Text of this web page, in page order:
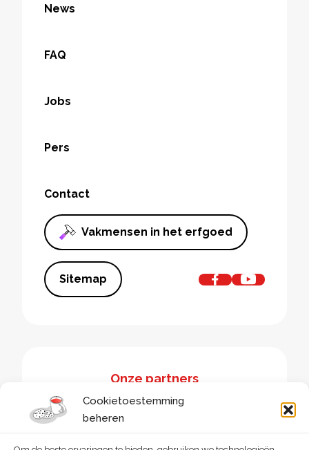
Cookietoestemming
beheren
News
FAQ
Jobs
Pers
Contact
Vakmensen in het erfgoed
Sitemap
Onze partners